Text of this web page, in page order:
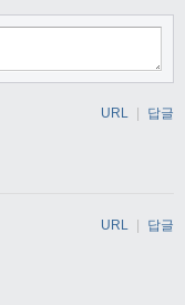
URL | 답글
URL | 답글